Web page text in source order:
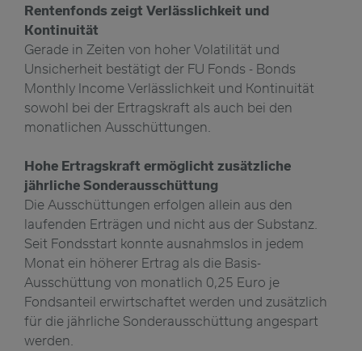
Rentenfonds zeigt Verlässlichkeit und
Kontinuität
Gerade in Zeiten von hoher Volatilität und
Unsicherheit bestätigt der FU Fonds - Bonds
Monthly Income Verlässlichkeit und Kontinuität
sowohl bei der Ertragskraft als auch bei den
monatlichen Ausschüttungen.
Hohe Ertragskraft ermöglicht zusätzliche
jährliche Sonderausschüttung
Die Ausschüttungen erfolgen allein aus den
laufenden Erträgen und nicht aus der Substanz.
Seit Fondsstart konnte ausnahmslos in jedem
Monat ein höherer Ertrag als die Basis-
Ausschüttung von monatlich 0,25 Euro je
Fondsanteil erwirtschaftet werden und zusätzlich
für die jährliche Sonderausschüttung angespart
werden.